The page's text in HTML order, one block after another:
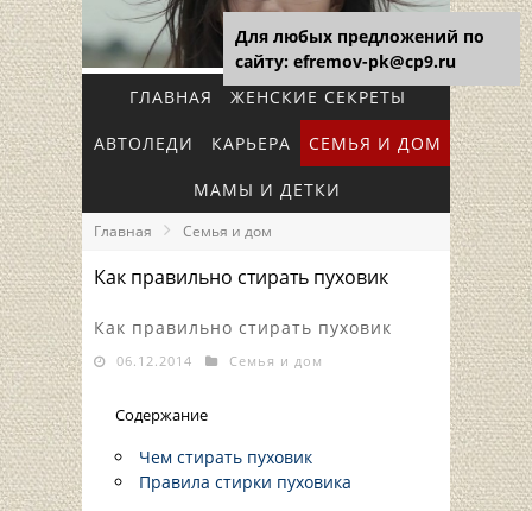
ГЛАВНАЯ ЖЕНСКИЕ СЕКРЕТЫ
АВТОЛЕДИ КАРЬЕРА СЕМЬЯ И ДОМ
МАМЫ И ДЕТКИ
Главная Семья и дом
Как правильно стирать пуховик
Как правильно стирать пуховик
06.12.2014 Семья и дом
Содержание
Чем стирать пуховик
Правила стирки пуховика
Для любых предложений по
сайту: efremov-pk@cp9.ru